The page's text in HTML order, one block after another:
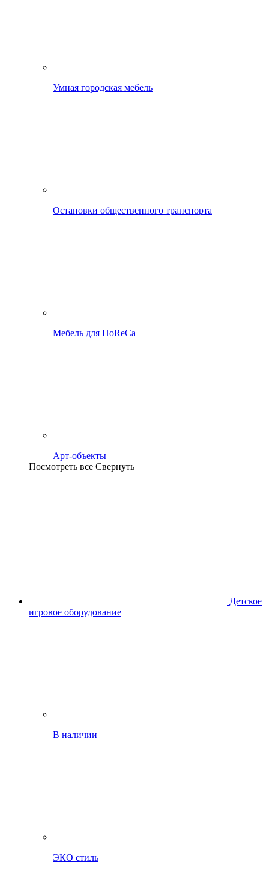
Умная городская мебель
Остановки общественного транспорта
Мебель для HoReCa
Арт-объекты
Посмотреть все Свернуть
Детское
игровое оборудование
В наличии
ЭКО стиль